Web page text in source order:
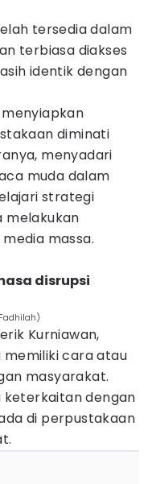
tersedia dalam
terbiasa diakses
identik dengan
diminati
menyadari
muda dalam
strategi
melakukan
massa.
disrupsi
Kurniawan,
memiliki cara atau
masyarakat.
keterkaitan dengan
di perpustakaan